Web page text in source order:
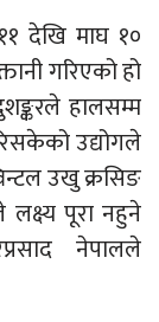
देखि माघ १०
गरिएको हो
हालसम्म
उद्योगले
उखु क्रसिङ
पूरा नहुने
नेपालले